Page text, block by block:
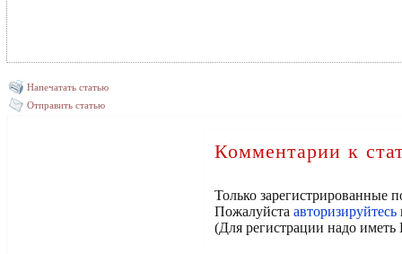
Напечатать статью
Отправить статью
Комментарии к
Только зарегистрированные
Пожалуйста авторизируйтесь
(Для регистрации надо